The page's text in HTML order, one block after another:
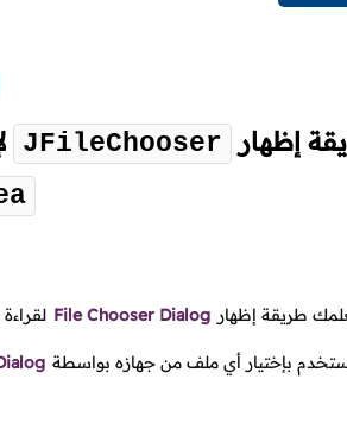
إظهار JFileChooser
طريقة إظهار File Chooser Dialog
بإختيار أي ملف من جهازه بواسطة